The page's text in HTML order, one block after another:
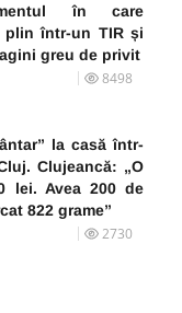
în care
într-un TIR și
greu de privit
8498
la casă într-
Clujeancă: „O
lei. Avea 200 de
822 grame”
2730